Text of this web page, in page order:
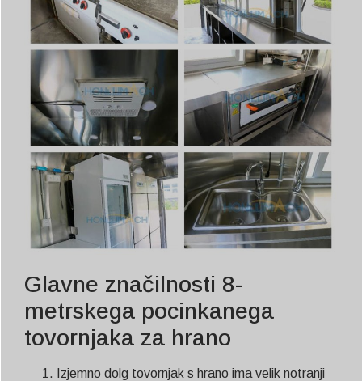
Glavne značilnosti 8-
metrskega pocinkanega
tovornjaka za hrano
Izjemno dolg tovornjak s hrano ima velik notranji